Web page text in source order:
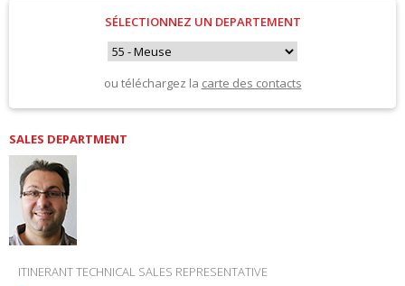
SÉLECTIONNEZ UN DEPARTEMENT
ou téléchargez la carte des contacts
SALES DEPARTMENT
ITINERANT TECHNICAL SALES REPRESENTATIVE